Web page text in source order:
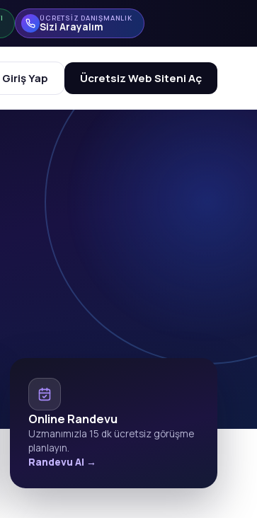
ÜCRETSİZ DANIŞMANLIK
Sizi Arayalım
Giriş Yap Ücretsiz Web Siteni Aç
Online Randevu
Uzmanımızla 15 dk ücretsiz görüşme
planlayın.
Randevu Al →